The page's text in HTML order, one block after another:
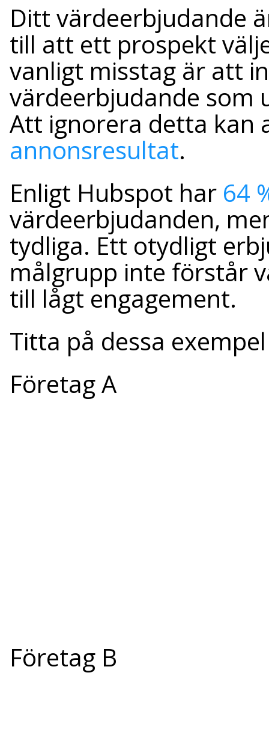
Ditt värdeerbjudande
till att ett prospekt
vanligt misstag är att
värdeerbjudande
Att ignorera detta kan
annonsresultat.
Enligt Hubspot har 64
värdeerbjudanden,
tydliga. Ett otydligt
målgrupp inte förstår
till lågt engagement.
Titta på dessa
Företag A
Företag B